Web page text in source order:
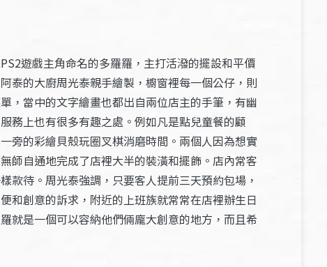
遊戲主角命名的多羅羅，主打活潑的擺設和平價
泰的大廚周光泰親手繪製，櫥窗裡每一個公仔，則
，當中的文字繪畫也都出自兩位店主的手筆，有幽
務上也有很多有趣之處。例如凡是點兒童餐的顧
旁的彩繪貝殼玩圈叉棋消磨時間。兩個人因為想實
師自通地完成了店裡大半的裝潢和擺飾。店內常客
款待。周光泰強調，只要客人提前三天預約包場，
和創意的訴求，附近的上班族就常常在店裡辦生日
就是一個可以容納他們倆龐大創意的地方，而且希